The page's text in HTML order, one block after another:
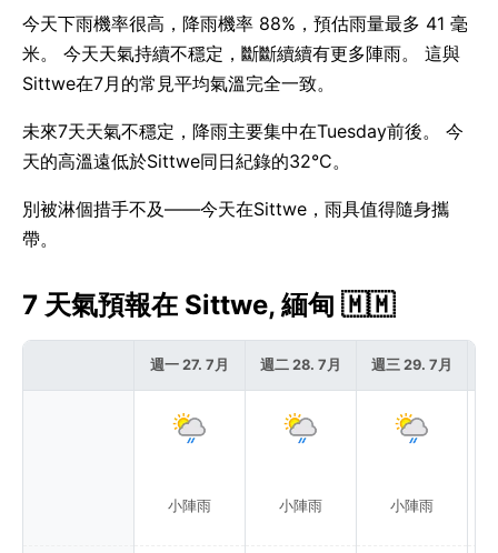
今天下雨機率很高，降雨機率 88%，預估雨量最多 41 毫
米。 今天天氣持續不穩定，斷斷續續有更多陣雨。 這與
Sittwe在7月的常見平均氣溫完全一致。
未來7天天氣不穩定，降雨主要集中在Tuesday前後。 今
天的高溫遠低於Sittwe同日紀錄的32°C。
別被淋個措手不及——今天在Sittwe，雨具值得隨身攜
帶。
7 天氣預報在 Sittwe, 緬甸 🇲🇲
週一 27. 7月
小陣雨
週二 28. 7月
小陣雨
週三 29. 7月
小陣雨